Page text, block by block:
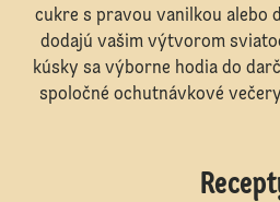
cukre s pravou vanilkou alebo
dodajú vašim výtvorom
kúsky sa výborne hodia do
spoločné ochutnávkové